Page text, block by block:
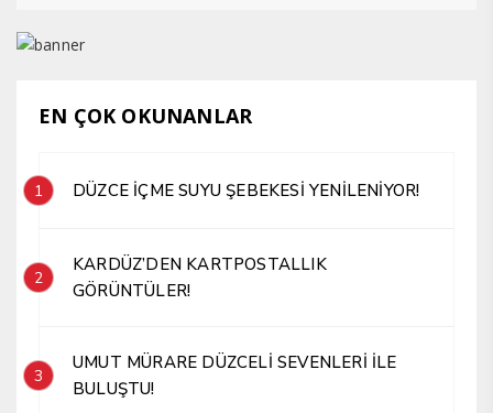
EN ÇOK OKUNANLAR
1 DÜZCE İÇME SUYU ŞEBEKESİ YENİLENİYOR!
2
KARDÜZ’DEN KARTPOSTALLIK
GÖRÜNTÜLER!
3
UMUT MÜRARE DÜZCELİ SEVENLERİ İLE
BULUŞTU!